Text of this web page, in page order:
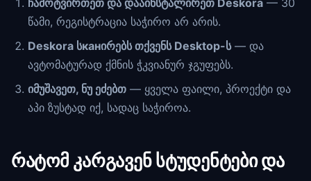
ჩამოტვირთეთ და დააინსტალირეთ Deskora — 30
წამი, რეგისტრაცია საჭირო არ არის.
Deskora სканირებს თქვენს Desktop-ს— და
ავტომატურად ქმნის ჭკვიანურ ჯგუფებს.
იმუშავეთ, ნუ ეძებთ — ყველა ფაილი, პროექტი და
აპი ზუსტად იქ, სადაც საჭიროა.
რატომ კარგავენ სტუდენტები და